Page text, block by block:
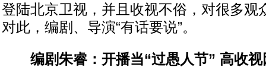
登陆北京卫视，并且收视不俗，对很多观
对此，编剧、导演“有话要说”。
编剧朱睿：开播当“过愚人节” 高收视